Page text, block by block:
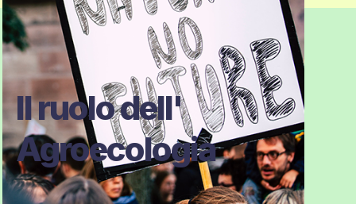
Il ruolo dell'
Agroecologia